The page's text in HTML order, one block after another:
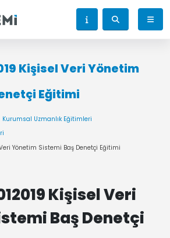
Kişisel Veri Yönetim
Eğitimi
Kurumsal Uzmanlık Eğitimleri
Veri Yönetim Sistemi Baş Denetçi Eğitimi
Kişisel Veri
Baş Denetçi